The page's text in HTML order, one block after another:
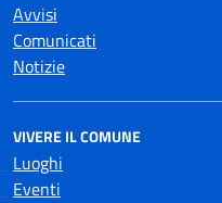
Avvisi
Comunicati
Notizie
VIVERE IL COMUNE
Luoghi
Eventi